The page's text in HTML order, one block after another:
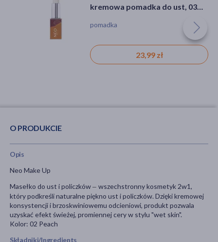
50+, ochronny krem kojący i
odcień jasny, 40 ml
balsam, ochrona przeciwsłoneczna,
podrażnienie, zaczerwienienie, bez
97,59 zł
kremowa pomadka do ust, 03
pomadka
23,99 zł
O PRODUKCIE
Opis
Neo Make Up
Masełko do ust i policzków– wszechstronny kosmetyk 2w1,
który podkreśli naturalne piękno ust i policzków. Dzięki kremowej
konsystencji i brzoskwiniowemu odcieniowi, produkt pozwala
uzyskać efekt świeżej, promiennej cery w stylu "wet skin".
Kolor: 02 Peach
Składniki/Ingredients